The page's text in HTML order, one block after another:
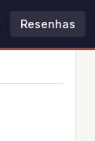
Resenhas